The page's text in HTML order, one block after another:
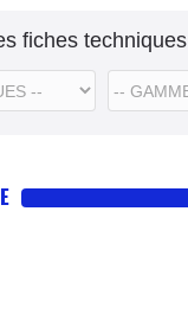
fiches techniques